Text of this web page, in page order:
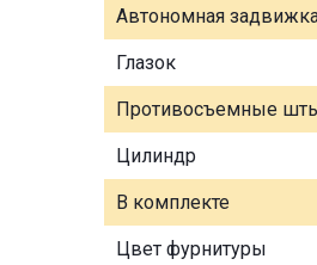
Автономная
Глазок
Противосъемные
Цилиндр
В комплекте
Цвет фурнитуры